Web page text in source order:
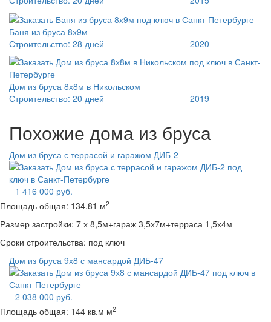
Баня из бруса 8х9м
Строительство: 28 дней 2020
Дом из бруса 8х8м в Никольском
Строительство: 20 дней 2019
Похожие дома из бруса
Дом из бруса с террасой и гаражом ДИБ-2
1 416 000 руб.
Площадь общая: 134.81 м2
Размер застройки: 7 х 8,5м+гараж 3,5х7м+терраса 1,5х4м
Сроки строительства: под ключ
Дом из бруса 9х8 с мансардой ДИБ-47
2 038 000 руб.
Площадь общая: 144 кв.м м2